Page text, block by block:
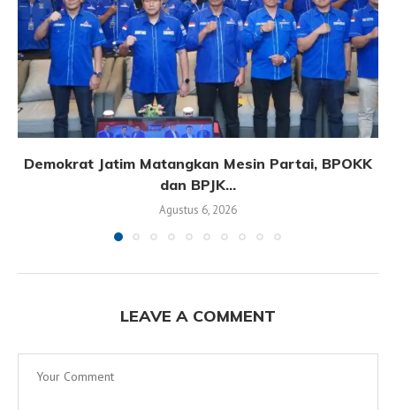
Demokrat Jatim Matangkan Mesin Partai, BPOKK
dan BPJK...
Agustus 6, 2026
LEAVE A COMMENT